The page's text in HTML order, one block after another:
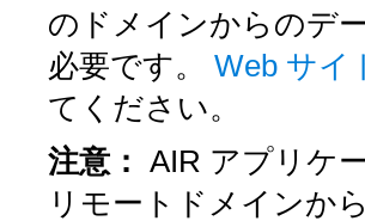
のドメインからのデ
必要です。 Web サイ
てください。
注意： AIR アプリケ
リモートドメインか